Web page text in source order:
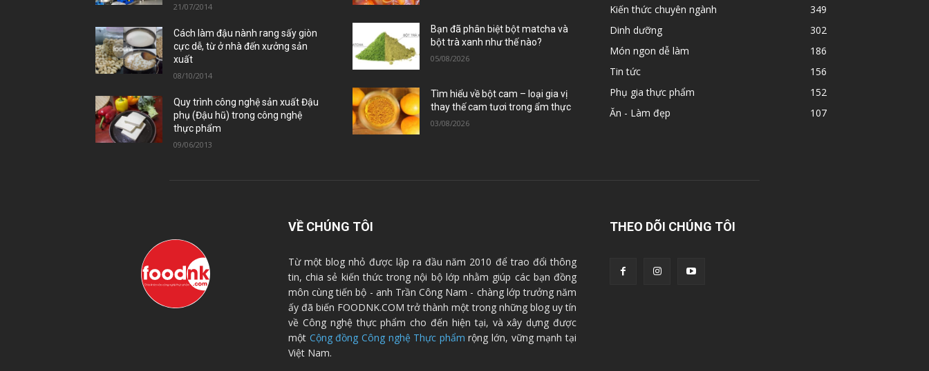
21/07/2014
Cách làm đậu nành rang sấy giòn
cực dễ, từ ở nhà đến xưởng sản
xuất
08/10/2014
Quy trình công nghệ sản xuất Đậu
phụ (Đậu hũ) trong công nghệ
thực phẩm
09/06/2013
Bạn đã phân biệt bột matcha và
bột trà xanh như thế nào?
05/08/2026
Tìm hiểu về bột cam – loại gia vị
thay thế cam tươi trong ẩm thực
03/08/2026
Kiến thức chuyên ngành
349
Dinh dưỡng
302
Món ngon dễ làm
186
Tin tức
156
Phụ gia thực phẩm
152
Ăn - Làm đẹp
107
VỀ CHÚNG TÔI
Từ một blog nhỏ được lập ra đầu năm 2010 để trao đổi thông
tin, chia sẻ kiến thức trong nội bộ lớp nhằm giúp các bạn đồng
môn cùng tiến bộ - anh Trần Công Nam - chàng lớp trưởng năm
ấy đã biến FOODNK.COM trở thành một trong những blog uy tín
về Công nghệ thực phẩm cho đến hiện tại, và xây dựng được
một Cộng đồng Công nghệ Thực phẩm rộng lớn, vững mạnh tại
Việt Nam.
THEO DÕI CHÚNG TÔI